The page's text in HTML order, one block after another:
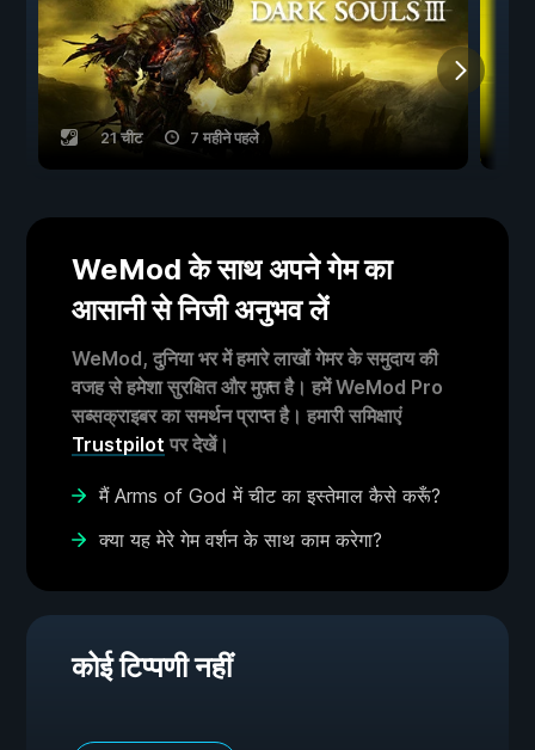
21 चीट 7 महीने पहले
WeMod के साथ अपने गेम का
आसानी से निजी अनुभव लें
WeMod, दुनिया भर में हमारे लाखों गेमर के समुदाय की
वजह से हमेशा सुरक्षित और मुफ़्त है। हमें WeMod Pro
सब्सक्राइबर का समर्थन प्राप्त है। हमारी समिक्षाएं
Trustpilot पर देखें।
मैं Arms of God में चीट का इस्तेमाल कैसे करूँ?
क्या यह मेरे गेम वर्शन के साथ काम करेगा?
कोई टिप्पणी नहीं